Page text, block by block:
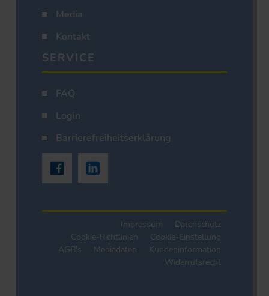
Media
Kontakt
SERVICE
FAQ
Login
Barrierefreiheitserklärung
Impressum
Datenschutz
Cookie-Richtlinien
Cookie-Einstellung
AGB's
Mediadaten
Kundeninformation
Widerrufsrecht